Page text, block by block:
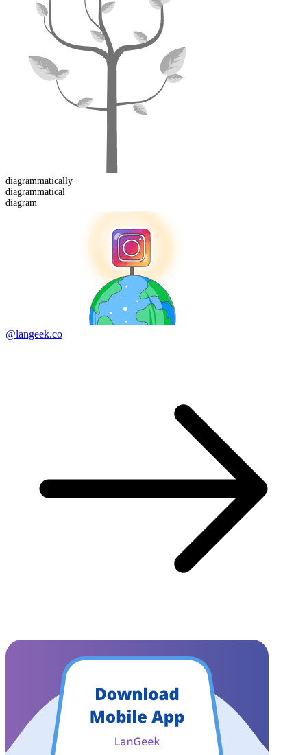
diagrammatically
diagrammatical
diagram
@langeek.co